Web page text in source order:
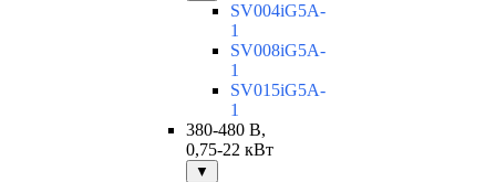
SV004iG5A-
1
SV008iG5A-
1
SV015iG5A-
1
380-480 В,
0,75-22 кВт
▼